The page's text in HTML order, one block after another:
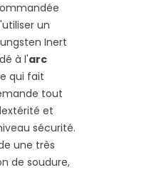
un
Inert
à l'arc
qui fait
tout
et
sécurité.
une très
de soudure,